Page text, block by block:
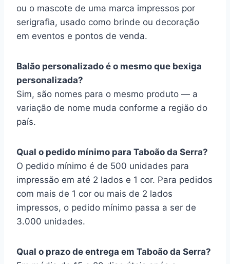
ou o mascote de uma marca impressos por
serigrafia, usado como brinde ou decoração
em eventos e pontos de venda.
Balão personalizado é o mesmo que bexiga
personalizada?
Sim, são nomes para o mesmo produto — a
variação de nome muda conforme a região do
país.
Qual o pedido mínimo para Taboão da Serra?
O pedido mínimo é de 500 unidades para
impressão em até 2 lados e 1 cor. Para pedidos
com mais de 1 cor ou mais de 2 lados
impressos, o pedido mínimo passa a ser de
3.000 unidades.
Qual o prazo de entrega em Taboão da Serra?